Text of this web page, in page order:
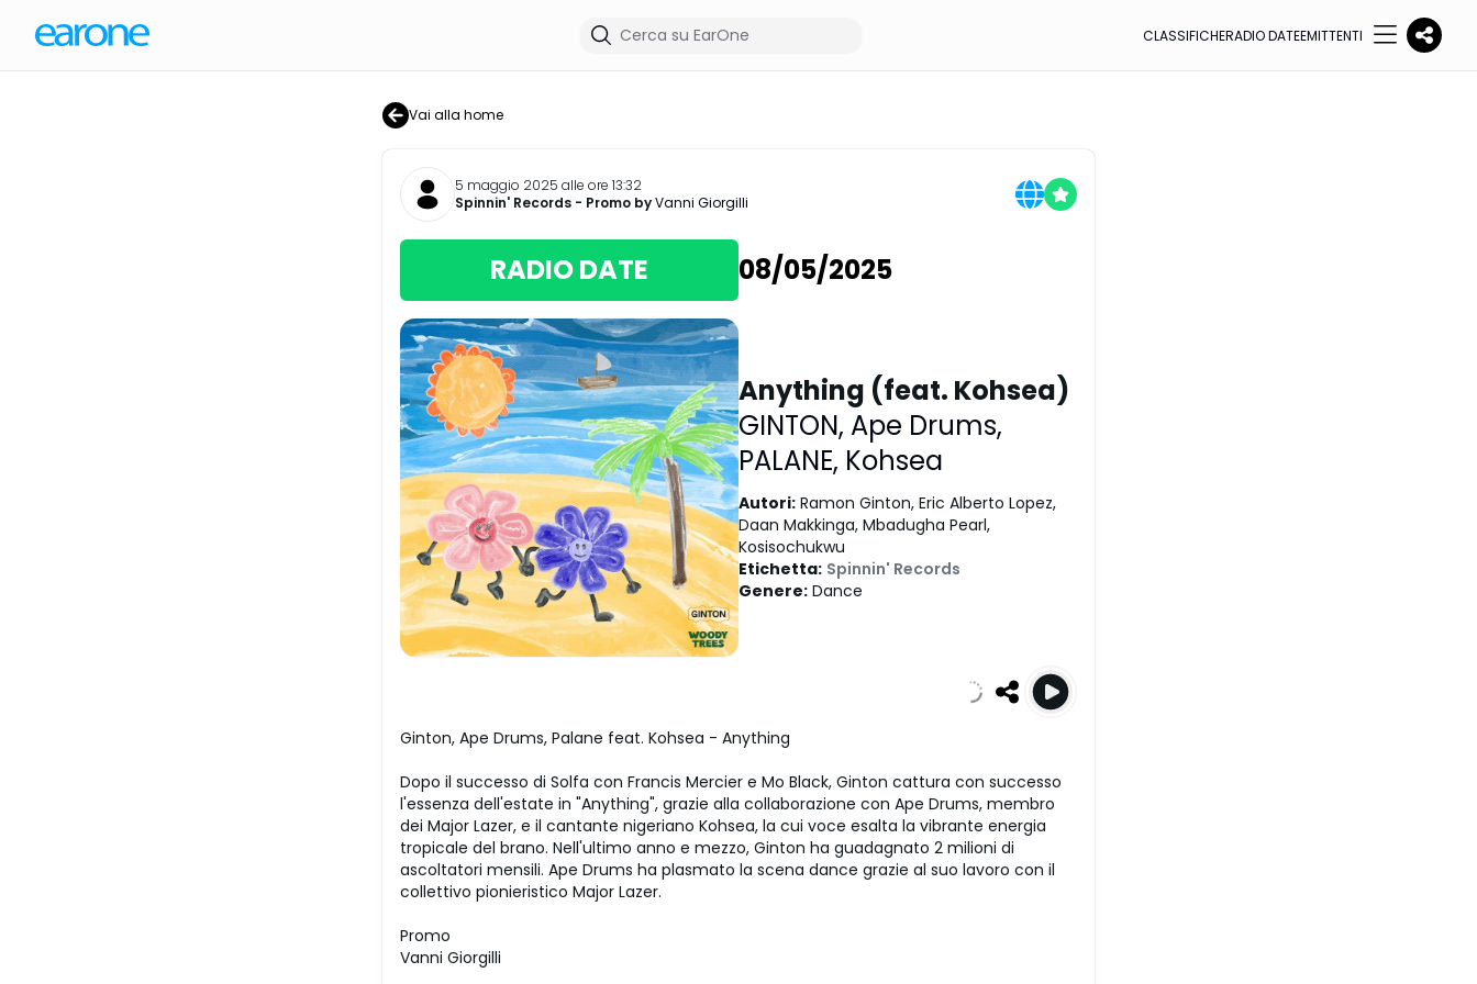
CLASSIFICHERADIO DATEEMITTENTI
Vai alla home
5 maggio 2025 alle ore 13:32
Spinnin' Records - Promo byVanni Giorgilli
RADIO DATE 08/05/2025
Anything (feat. Kohsea)
GINTON, Ape Drums,
PALANE, Kohsea
Autori: Ramon Ginton, Eric Alberto Lopez,
Daan Makkinga, Mbadugha Pearl,
Kosisochukwu
Etichetta: Spinnin' Records
Genere: Dance
Ginton, Ape Drums, Palane feat. Kohsea - Anything
Dopo il successo di Solfa con Francis Mercier e Mo Black, Ginton cattura con successo
l'essenza dell'estate in "Anything", grazie alla collaborazione con Ape Drums, membro
dei Major Lazer, e il cantante nigeriano Kohsea, la cui voce esalta la vibrante energia
tropicale del brano. Nell'ultimo anno e mezzo, Ginton ha guadagnato 2 milioni di
ascoltatori mensili. Ape Drums ha plasmato la scena dance grazie al suo lavoro con il
collettivo pionieristico Major Lazer.
Promo
Vanni Giorgilli